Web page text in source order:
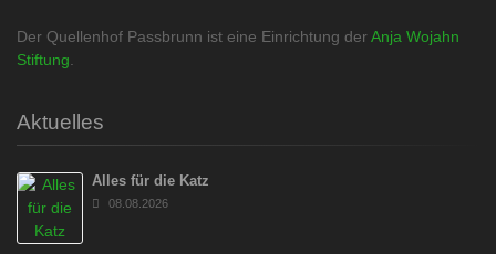
Der Quellenhof Passbrunn ist eine Einrichtung derAnja Wojahn
Stiftung
Aktuelles
Alles für die Katz
08.08.2026